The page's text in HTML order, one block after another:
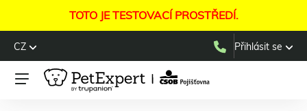
TOTO JE TESTOVACÍ PROSTŘEDÍ.
CZ Přihlásit se